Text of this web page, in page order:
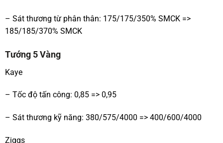
– Sát thương từ phân thân: 175/175/350% SMCK =>
185/185/370% SMCK
Tướng 5 Vàng
Kaye
– Tốc độ tấn công: 0,85 => 0,95
– Sát thương kỹ năng: 380/575/4000 => 400/600/4000
Ziggs